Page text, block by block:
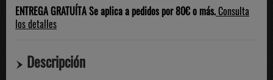
ENTREGA GRATUÍTA Se aplica a pedidos por 80€ o más.Consulta
los detalles
Descripción